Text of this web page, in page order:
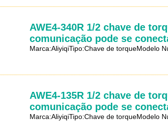
AWE4-340R 1/2 chave de
comunicação pode se
Marca:AliyiqiTipo:Chave de torqueModelo
AWE4-135R 1/2 chave de
comunicação pode se
Marca:AliyiqiTipo:Chave de torqueModelo